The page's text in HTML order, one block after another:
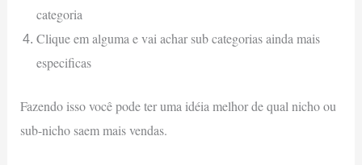
categoria
Clique em alguma e vai achar sub categorias ainda mais
especificas
Fazendo isso você pode ter uma idéia melhor de qual nicho ou
sub-nicho saem mais vendas.